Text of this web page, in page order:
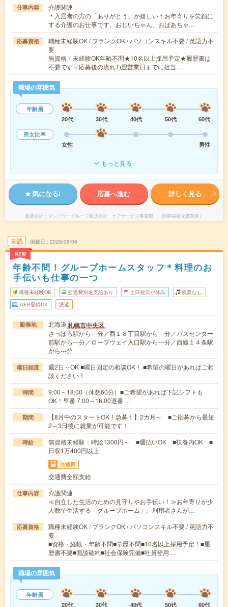
仕事内容
介護関連
＊入居者の方の「ありがとう」が嬉しい＊お年寄りを笑顔に
する介護のお仕事です。おじいちゃん、おばあちゃ…
応募資格
職種未経験OK / ブランクOK / パソコンスキル不要 / 英語力不
要
無資格・未経験OK年齢不問★10名以上採用予定★履歴書は
不要です▽応募後の流れ1)翌営業日までに担当…
職場の雰囲気
年齢層
20代
30代 40代 50代
60代
男女比率
女性
男性
もっと見る
気になる! 応募へ進む 詳しく見る
派遣会社 マンパワーグループ株式会社 ケアサービス事業部 （医療福祉介護関連）
未読
NEW
掲載日 2026/08/06
年齢不問！グループホームスタッフ＊料理のお
手伝いも仕事の一つ
職種未経験OK 交通費別途支給あり 土日祝日が休み 残業なし
WEB登録OK 派遣
勤務地 北海道札幌市中央区
さっぽろ駅から---分／西１８丁目駅から---分／バスセンター
前駅から---分／ロープウェイ入口駅から---分／西線１４条駅
から---分
曜日頻度
週2日～OK ■曜日固定の相談OK！ ■希望の曜日があればご相
談ください！
時間
9:00～18:00（休憩60分）■ご希望があれば下記シフトも
OK！早番 7:00～16:00遅番 …
期間
【8月中のスタートOK！急募！】2カ月～ ■ご応募から最短
2～3日後に就業が可能です！
時給
無資格未経験：時給1300円～ ■週払いOK ■扶養内OK ■
日収1万400円以上
交通費
交通費全額支給
仕事内容
介護関連
≪自立した生活のための見守りやお手伝い！≫お年寄りが少
人数で生活する「グループホーム」。利用者さんが…
応募資格
職種未経験OK / ブランクOK / パソコンスキル不要 / 英語力不
要
■資格・経験・年齢不問■学歴不問■10名以上採用予定！■履
歴書不要■面談確約■社会保険完備■社員登用…
職場の雰囲気
年齢層
20代
30代 40代 50代
60代